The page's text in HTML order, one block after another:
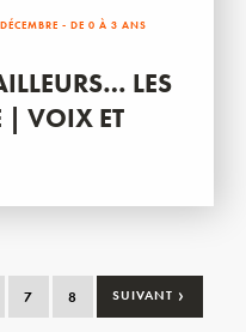
- DE 0 À 3 ANS
LES
| VOIX ET
7 8 SUIVANT ›